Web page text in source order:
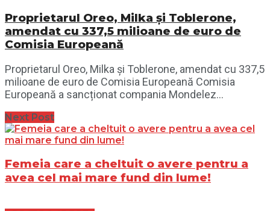
Proprietarul Oreo, Milka și Toblerone,
amendat cu 337,5 milioane de euro de
Comisia Europeană
Proprietarul Oreo, Milka și Toblerone, amendat cu 337,5
milioane de euro de Comisia Europeană Comisia
Europeană a sancționat compania Mondelez...
Next Post
Femeia care a cheltuit o avere pentru a
avea cel mai mare fund din lume!